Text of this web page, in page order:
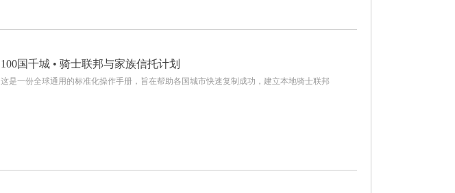
100国千城 • 骑士联邦与家族信托计划
这是一份全球通用的标准化操作手册，旨在帮助各国城市快速复制成功，建立本地骑士联邦